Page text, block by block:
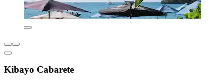
Kibayo Cabarete